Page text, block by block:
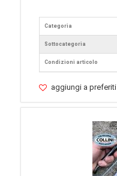
Categoria
Sottocategoria
Condizioni articolo
aggiungi a preferiti